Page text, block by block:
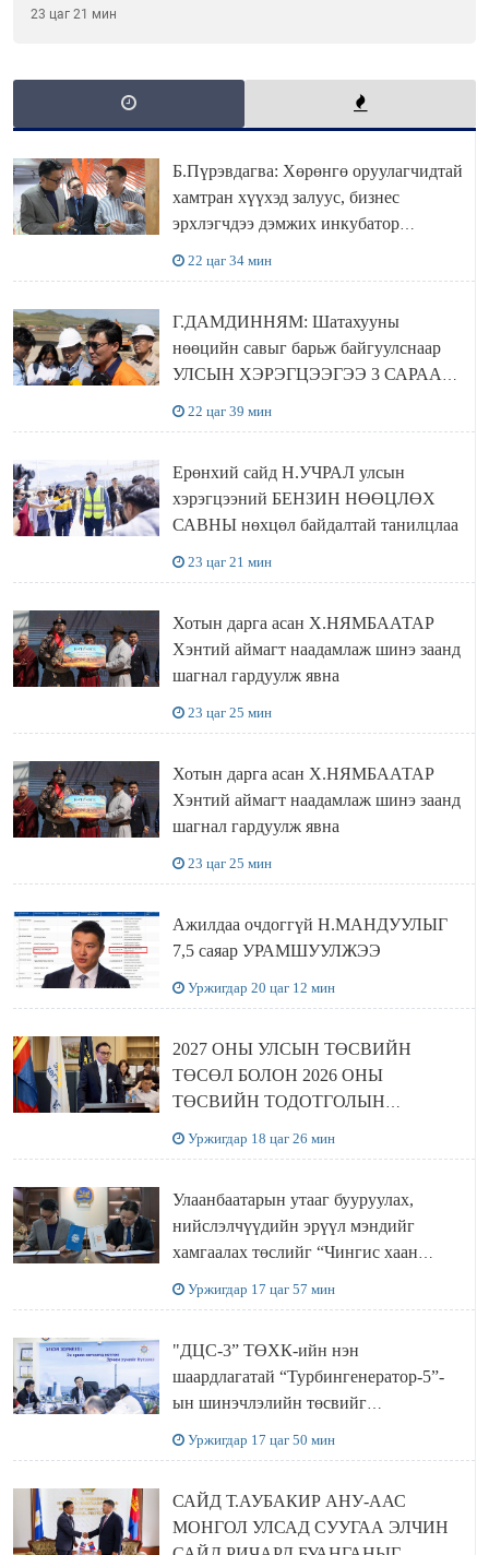
танилцлаа
23 цаг 21 мин
Б.Пүрэвдагва: Хөрөнгө оруулагчидтай
хамтран хүүхэд залуус, бизнес
эрхлэгчдээ дэмжих инкубатор
22 цаг 34 мин
Г.ДАМДИННЯМ: Шатахууны
нөөцийн савыг барьж байгуулснаар
УЛСЫН ХЭРЭГЦЭЭГЭЭ 3 САРААР
22 цаг 39 мин
Ерөнхий сайд Н.УЧРАЛ улсын
хэрэгцээний БЕНЗИН НӨӨЦЛӨХ
САВНЫ нөхцөл байдалтай танилцлаа
23 цаг 21 мин
Хотын дарга асан Х.НЯМБААТАР
Хэнтий аймагт наадамлаж шинэ заанд
шагнал гардуулж явна
23 цаг 25 мин
Хотын дарга асан Х.НЯМБААТАР
Хэнтий аймагт наадамлаж шинэ заанд
шагнал гардуулж явна
23 цаг 25 мин
Ажилдаа очдоггүй Н.МАНДУУЛЫГ
7,5 саяар УРАМШУУЛЖЭЭ
Уржигдар 20 цаг 12 мин
2027 ОНЫ УЛСЫН ТӨСВИЙН
ТӨСӨЛ БОЛОН 2026 ОНЫ
ТӨСВИЙН ТОДОТГОЛЫН
Уржигдар 18 цаг 26 мин
Улаанбаатарын утааг бууруулах,
нийслэлчүүдийн эрүүл мэндийг
хамгаалах төслийг “Чингис хаан
Уржигдар 17 цаг 57 мин
"ДЦС-3” ТӨХК-ийн нэн
шаардлагатай “Турбингенератор-5”-
ын шинэчлэлийн төсвийг
Уржигдар 17 цаг 50 мин
САЙД Т.АУБАКИР АНУ-ААС
МОНГОЛ УЛСАД СУУГАА ЭЛЧИН